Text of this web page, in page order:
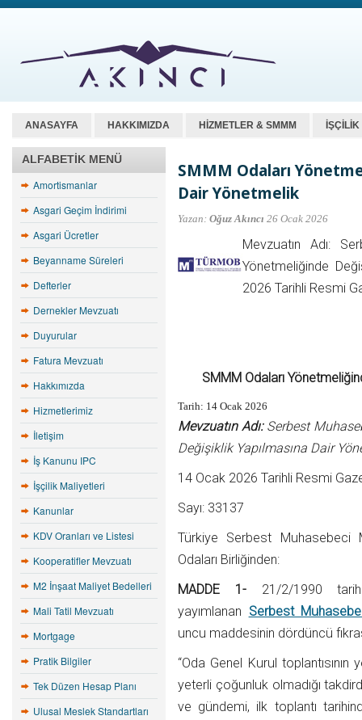
ANASAYFA HAKKIMIZDA HİZMETLER & SMMM
ALFABETIK MENÜ
Amortismanlar
Asgari Geçim İndirimi
Asgari Ücretler
Beyanname Süreleri
Defterler
Dernekler Mevzuatı
Duyurular
Fatura Mevzuatı
Hakkımızda
Hizmetlerimiz
İletişim
İş Kanunu IPC
İşçilik Maliyetleri
Kanunlar
KDV Oranları ve Listesi
Kooperatifler Mevzuatı
M2 İnşaat Maliyet Bedelleri
Mali Tatil Mevzuatı
Mortgage
Pratik Bilgiler
Tek Düzen Hesap Planı
Ulusal Meslek Standartları
SMMM Odaları
Dair Yönetmelik
Yazan: Oğuz Akıncı 26 Ocak 2026
Mevzuatın Adı:
Yönetmeliğinde
2026 Tarihli Resmi
SMMM Odaları
Tarih: 14 Ocak 2026
Mevzuatın Adı:Serbest
Değişiklik Yapılmasına Dair
14 Ocak 2026 Tarihli Resmi
Sayı: 33137
Türkiye Serbest Muhasebeci
Odaları Birliğinden:
MADDE 1- 21/2/1990
yayımlanan Serbest
uncu maddesinin dördüncü
“Oda Genel Kurul
yeterli çoğunluk olmadığı
ve gündemi, ilk toplantı